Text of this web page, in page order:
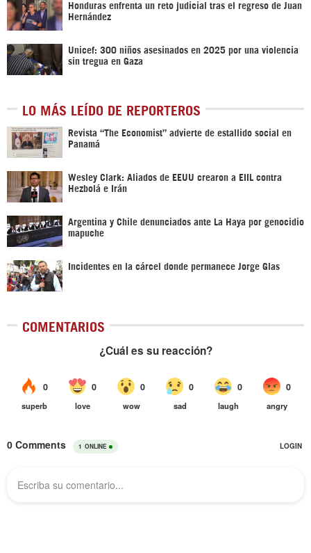
Honduras enfrenta un reto judicial tras el regreso de Juan
Hernández
Unicef: 300 niños asesinados en 2025 por una violencia
sin tregua en Gaza
LO MÁS LEÍDO DE REPORTEROS
Revista “The Economist” advierte de estallido social en
Panamá
Wesley Clark: Aliados de EEUU crearon a EIIL contra
Hezbolá e Irán
Argentina y Chile denunciados ante La Haya por genocidio
mapuche
Incidentes en la cárcel donde permanece Jorge Glas
COMENTARIOS